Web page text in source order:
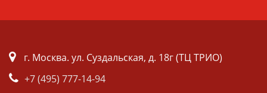
г. Москва. ул. Суздальская, д. 18г (ТЦ ТРИО)
+7 (495) 777-14-94